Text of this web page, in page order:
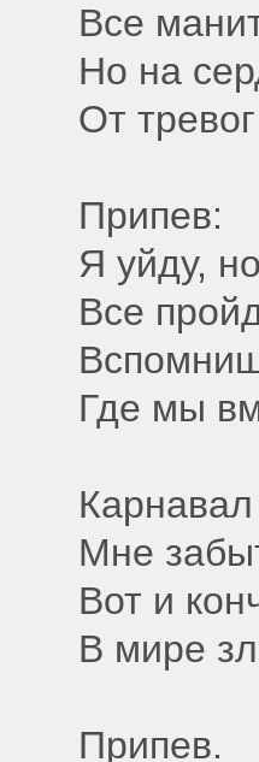
Все
Но на
От
Припев:
Я уйду,
Все
Где мы
Мне
Вот и
В мире
Припев.